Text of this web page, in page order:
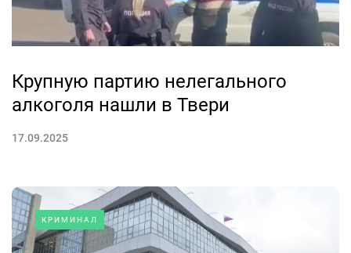
Крупную партию нелегального
алкоголя нашли в Твери
17.09.2025
КРИМИНАЛ